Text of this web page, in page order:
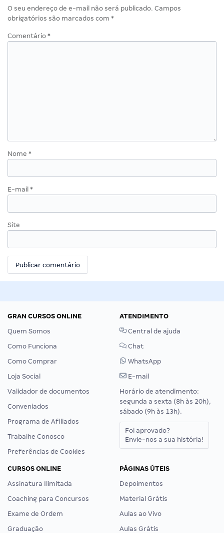
O seu endereço de e-mail não será publicado. Campos
obrigatórios são marcados com *
Comentário *
Nome *
E-mail *
Site
GRAN CURSOS ONLINE
Quem Somos
Como Funciona
Como Comprar
Loja Social
Validador de documentos
Conveniados
Programa de Afiliados
Trabalhe Conosco
Preferências de Cookies
ATENDIMENTO
Central de ajuda
Chat
WhatsApp
E-mail
Horário de atendimento:
segunda a sexta (8h às 20h),
sábado (9h às 13h).
Foi aprovado?
Envie-nos a sua história!
CURSOS ONLINE
Assinatura Ilimitada
Coaching para Concursos
Exame de Ordem
Graduação
PÁGINAS ÚTEIS
Depoimentos
Material Grátis
Aulas ao Vivo
Aulas Grátis